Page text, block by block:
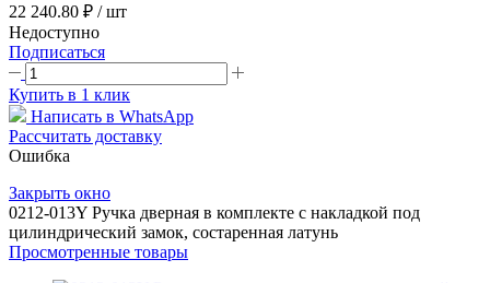
22 240.80 ₽ / шт
Недоступно
Подписаться
Купить в 1 клик
Написать в WhatsApp
Рассчитать доставку
Ошибка
Закрыть окно
0212-013Y Ручка дверная в комплекте с накладкой под
цилиндрический замок, состаренная латунь
Просмотренные товары